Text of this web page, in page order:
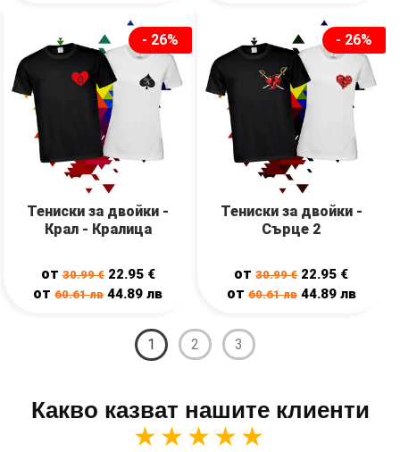
- 26%
Тениски за двойки -
Крал - Кралица
от30.99€ 22.95 €
от60.61лв 44.89лв
- 26%
Тениски за двойки -
Сърце 2
от30.99€ 22.95 €
от 60.61лв 44.89 лв
1 2 3
Какво казват нашите клиенти
★★★★★